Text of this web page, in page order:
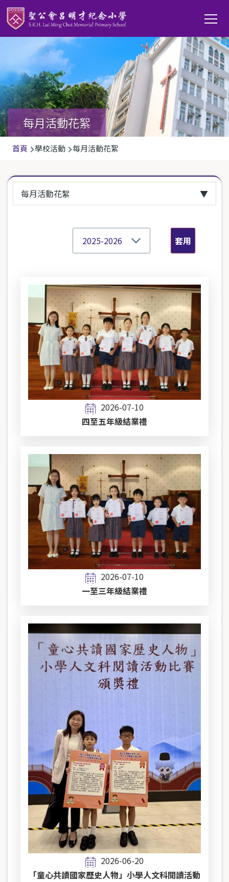
移至主內容
Main
每月活動花絮
導
連
首頁 學校活動 每月活動花絮
每月活動花絮
2026-07-10
四至五年級結業禮
2026-07-10
一至三年級結業禮
2026-06-20
「童心共讀國家歷史人物」小學人文科閱讀活動